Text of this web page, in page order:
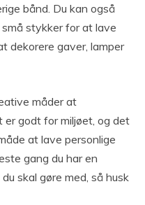
bånd. Du kan også
stykker for at lave
dekorere gaver, lamper
måder at
er godt for miljøet, og det
at lave personlige
gang du har en
skal gøre med, så husk